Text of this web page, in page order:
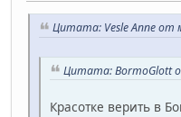
Цитата: Vesle Anne от
Цитата: BormoGlott
Красотке верить в